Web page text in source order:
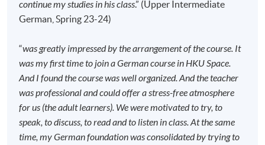
開課日期
2026年9月14日 (星期一)
HKU SPACE Po Leung Kuk Stanley Ho
Community College (HPSHCC) Campus, 66
Leighton Road, Causeway Bay, Hong Kong.
現時接受報名
修業期
continue my studies in his class.” (Upper Intermediate
German, Spring 23-24)
“was greatly impressed by the arrangement of the course. It
was my first time to join a German course in HKU Space.
And I found the course was well organized. And the teacher
was professional and could offer a stress-free atmosphere
for us (the adult learners). We were motivated to try, to
speak, to discuss, to read and to listen in class. At the same
time, my German foundation was consolidated by trying to